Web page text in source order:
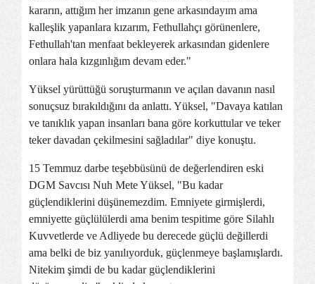
kararın, attığım her imzanın gene arkasındayım ama
kalleşlik yapanlara kızarım, Fethullahçı görünenlere,
Fethullah'tan menfaat bekleyerek arkasından gidenlere
onlara hala kızgınlığım devam eder."
Yüksel yürüttüğü soruşturmanın ve açılan davanın nasıl
sonuçsuz bırakıldığını da anlattı. Yüksel, "Davaya katılan
ve tanıklık yapan insanları bana göre korkuttular ve teker
teker davadan çekilmesini sağladılar" diye konuştu.
15 Temmuz darbe teşebbüsünü de değerlendiren eski
DGM Savcısı Nuh Mete Yüksel, "Bu kadar
güçlendiklerini düşünemezdim. Emniyete girmişlerdi,
emniyette güçlülülerdi ama benim tespitime göre Silahlı
Kuvvetlerde ve Adliyede bu derecede güçlü değillerdi
ama belki de biz yanılıyorduk, güçlenmeye başlamışlardı.
Nitekim şimdi de bu kadar güçlendiklerini